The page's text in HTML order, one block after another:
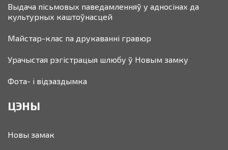
Выдача пісьмовых паведамленняў у адносінах да
культурных каштоўнасцей
Майстар-клас па друкаванні гравюр
Урачыстая рэгістрацыя шлюбу ў Новым замку
Фота- і відэаздымка
ЦЭНЫ
Новы замак